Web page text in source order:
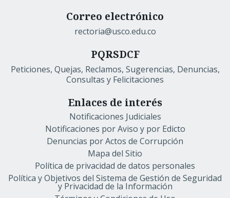
Correo electrónico
rectoria@usco.edu.co
PQRSDCF
Peticiones, Quejas, Reclamos, Sugerencias, Denuncias,
Consultas y Felicitaciones
Enlaces de interés
Notificaciones Judiciales
Notificaciones por Aviso y por Edicto
Denuncias por Actos de Corrupción
Mapa del Sitio
Política de privacidad de datos personales
Política y Objetivos del Sistema de Gestión de Seguridad
y Privacidad de la Información